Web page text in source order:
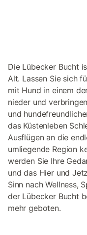
Die Lübecker Bucht
Alt. Lassen Sie sich
mit Hund in einem
nieder und
und
das Küstenleben
Ausflügen an die
umliegende Region
werden Sie Ihre
und das Hier und
Sinn nach Wellness,
der Lübecker Bucht
mehr geboten.